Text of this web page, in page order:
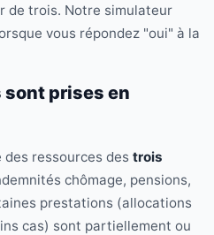
de trois. Notre simulateur
vous répondez "oui" à la
sont prises en
ressources des trois
chômage, pensions,
prestations (allocations
cas) sont partiellement ou